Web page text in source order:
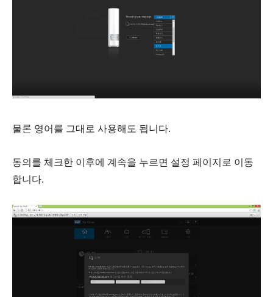
물론 영어를 그대로 사용해도 됩니다.
동의를 체크한 이후에 계속을 누르면 설정 페이지로 이동
합니다.